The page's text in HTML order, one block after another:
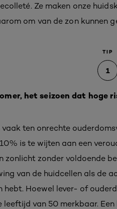
Ze maken onze
om van de zon kunnen
TIP
1
het seizoen dat hoge
ten onrechte
is te wijten aan een
zonlicht zonder voldoende
van de huidcellen als de
hebt. Hoewel lever- of
leeftijd van 50 merkbaar.